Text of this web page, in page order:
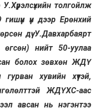
толгойлж
үүн дээр Ерөнхий
дүү У.Давхарбаярт
нийт 50-уулаа
болох зөвхөн ЖДҮ
хувийн хүүтэй,
ЖДҮХС-аас
авсан нь нэгэнтээ